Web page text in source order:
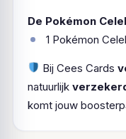
De Pokémon
1 Pokémon
Bij Cees Cards
natuurlijk
komt jouw